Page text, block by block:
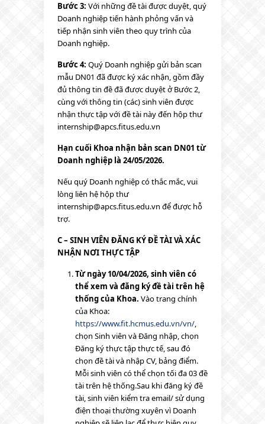
Bước 3: Với những đề tài được duyệt, quý
Doanh nghiệp tiến hành phỏng vấn và
tiếp nhận sinh viên theo quy trình của
Doanh nghiệp.
Bước 4: Quý Doanh nghiệp gửi bản scan
mẫu DN01 đã được ký xác nhận, gồm đầy
đủ thông tin đề đã được duyệt ở Bước 2,
cùng với thông tin (các) sinh viên được
nhận thực tập với đề tài này đến hộp thư
internship@apcs.fitus.edu.vn
Hạn cuối Khoa nhận bản scan DN01 từ
Doanh nghiệp là 24/05/2026.
Nếu quý Doanh nghiệp có thắc mắc, vui
lòng liên hệ hộp thư
internship@apcs.fitus.edu.vn để được hỗ
trợ.
C – SINH VIÊN ĐĂNG KÝ ĐỀ TÀI VÀ XÁC
NHẬN NƠI THỰC TẬP
Từ ngày 10/04/2026, sinh viên có
thể xem và đăng ký đề tài trên hệ
thống của Khoa. Vào trang chính
của Khoa:
https://www.fit.hcmus.edu.vn/vn/,
chọn Sinh viên vàĐăng nhập, chọn
Đăng ký thực tập thực tế, sau đó
chọn đề tài và nhập CV, bảng điểm.
Mỗi sinh viên có thể chọn tối đa 03 đề
tài trên hệ thống.Sau khi đăng ký đề
tài, sinh viên kiểm tra email/ sử dụng
điện thoại thường xuyên vì Doanh